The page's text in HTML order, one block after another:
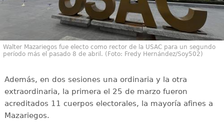
Walter Mazariegos fue electo como rector de la USAC para un segundo
período más el pasado 8 de abril. (Foto: Fredy Hernández/Soy502)
Además, en dos sesiones una ordinaria y la otra
extraordinaria, la primera el 25 de marzo fueron
acreditados 11 cuerpos electorales, la mayoría afines a
Mazariegos.